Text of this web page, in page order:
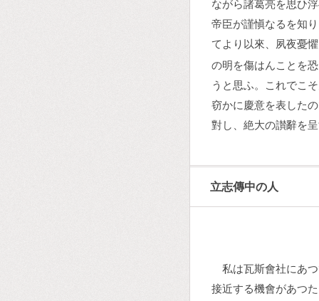
ながら諸葛亮を思ひ
帝臣が謹愼なるを知
てより以來、夙夜憂懼
の明を傷はんことを
うと思ふ。これでこ
窃かに慶意を表した
對し、絶大の讃辭を
立志傳中の人
私は瓦斯會社にあ
接近する機會があつ